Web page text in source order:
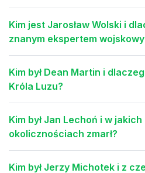
Kim jest Jarosław Wolski i
znanym ekspertem
Kim był Dean Martin i
Króla Luzu?
Kim był Jan Lechoń i w jakich
okolicznościach zmarł?
Kim był Jerzy Michotek i z